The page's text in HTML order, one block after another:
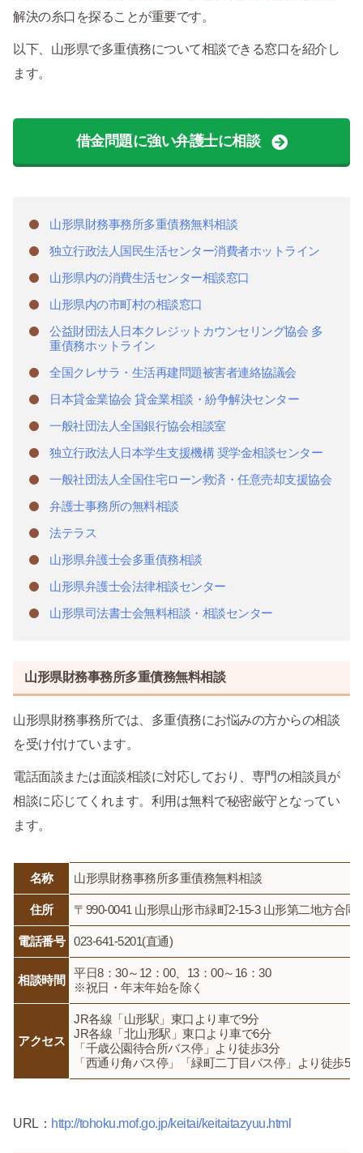
解決の糸口を探ることが重要です。
以下、山形県で多重債務について相談できる窓口を紹介し
ます。
借金問題に強い弁護士に相談
山形県財務事務所多重債務無料相談
独立行政法人国民生活センター消費者ホットライン
山形県内の消費生活センター相談窓口
山形県内の市町村の相談窓口
公益財団法人日本クレジットカウンセリング協会 多
重債務ホットライン
全国クレサラ・生活再建問題被害者連絡協議会
日本貸金業協会 貸金業相談・紛争解決センター
一般社団法人全国銀行協会相談室
独立行政法人日本学生支援機構 奨学金相談センター
一般社団法人全国住宅ローン救済・任意売却支援協会
弁護士事務所の無料相談
法テラス
山形県弁護士会多重債務相談
山形県弁護士会法律相談センター
山形県司法書士会無料相談・相談センター
山形県財務事務所多重債務無料相談
山形県財務事務所では、多重債務にお悩みの方からの相談
を受け付けています。
電話面談または面談相談に対応しており、専門の相談員が
相談に応じてくれます。利用は無料で秘密厳守となってい
ます。
名称 山形県財務事務所多重債務無料相談
住所 〒990-0041 山形県山形市緑町2-15-3 山形第二地方合同
電話番号 023-641-5201(直通)
相談時間
平日8：30～12：00、13：00～16：30
※祝日・年末年始を除く
アクセス
JR各線「山形駅」東口より車で9分
JR各線「北山形駅」東口より車で6分
「千歳公園待合所バス停」より徒歩3分
「西通り角バス停」「緑町二丁目バス停」より徒歩5分
URL： http://tohoku.mof.go.jp/keitai/keitaitazyuu.html